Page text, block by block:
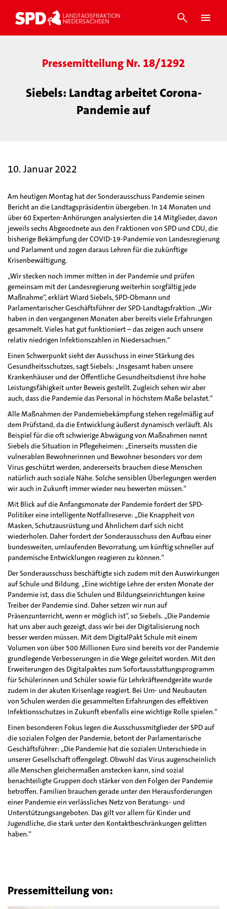
Pressemitteilung Nr. 18/1292
Siebels: Landtag arbeitet Corona-
Pandemie auf
10. Januar 2022
Am heutigen Montag hat der Sonderausschuss Pandemie seinen
Bericht an die Landtagspräsidentin übergeben. In 14 Monaten und
über 60 Experten-Anhörungen analysierten die 14 Mitglieder, davon
jeweils sechs Abgeordnete aus den Fraktionen von SPD und CDU, die
bisherige Bekämpfung der COVID-19-Pandemie von Landesregierung
und Parlament und zogen daraus Lehren für die zukünftige
Krisenbewältigung.
„Wir stecken noch immer mitten in der Pandemie und prüfen
gemeinsam mit der Landesregierung weiterhin sorgfältig jede
Maßnahme“, erklärt Wiard Siebels, SPD-Obmann und
Parlamentarischer Geschäftsführer der SPD-Landtagsfraktion. „Wir
haben in den vergangenen Monaten aber bereits viele Erfahrungen
gesammelt. Vieles hat gut funktioniert – das zeigen auch unsere
relativ niedrigen Infektionszahlen in Niedersachsen.“
Einen Schwerpunkt sieht der Ausschuss in einer Stärkung des
Gesundheitsschutzes, sagt Siebels: „Insgesamt haben unsere
Krankenhäuser und der Öffentliche Gesundheitsdienst ihre hohe
Leistungsfähigkeit unter Beweis gestellt. Zugleich sehen wir aber
auch, dass die Pandemie das Personal in höchstem Maße belastet.“
Alle Maßnahmen der Pandemiebekämpfung stehen regelmäßig auf
dem Prüfstand, da die Entwicklung äußerst dynamisch verläuft. Als
Beispiel für die oft schwierige Abwägung von Maßnahmen nennt
Siebels die Situation in Pflegeheimen: „Einerseits mussten die
vulnerablen Bewohnerinnen und Bewohner besonders vor dem
Virus geschützt werden, andererseits brauchen diese Menschen
natürlich auch soziale Nähe. Solche sensiblen Überlegungen werden
wir auch in Zukunft immer wieder neu bewerten müssen.“
Mit Blick auf die Anfangsmonate der Pandemie fordert der SPD-
Politiker eine intelligente Notfallreserve: „Die Knappheit von
Masken, Schutzausrüstung und Ähnlichem darf sich nicht
wiederholen. Daher fordert der Sonderausschuss den Aufbau einer
bundesweiten, umlaufenden Bevorratung, um künftig schneller auf
pandemische Entwicklungen reagieren zu können.“
Der Sonderausschuss beschäftigte sich zudem mit den Auswirkungen
auf Schule und Bildung. „Eine wichtige Lehre der ersten Monate der
Pandemie ist, dass die Schulen und Bildungseinrichtungen keine
Treiber der Pandemie sind. Daher setzen wir nun auf
Präsenzunterricht, wenn er möglich ist“, so Siebels. „Die Pandemie
hat uns aber auch gezeigt, dass wir bei der Digitalisierung noch
besser werden müssen. Mit dem DigitalPakt Schule mit einem
Volumen von über 500 Millionen Euro sind bereits vor der Pandemie
grundlegende Verbesserungen in die Wege geleitet worden. Mit den
Erweiterungen des Digitalpaktes zum Sofortausstattungsprogramm
für Schülerinnen und Schüler sowie für Lehrkräfteendgeräte wurde
zudem in der akuten Krisenlage reagiert. Bei Um- und Neubauten
von Schulen werden die gesammelten Erfahrungen des effektiven
Infektionsschutzes in Zukunft ebenfalls eine wichtige Rolle spielen.“
Einen besonderen Fokus legen die Ausschussmitglieder der SPD auf
die sozialen Folgen der Pandemie, betont der Parlamentarische
Geschäftsführer: „Die Pandemie hat die sozialen Unterschiede in
unserer Gesellschaft offengelegt. Obwohl das Virus augenscheinlich
alle Menschen gleichermaßen anstecken kann, sind sozial
benachteiligte Gruppen doch stärker von den Folgen der Pandemie
betroffen. Familien brauchen gerade unter den Herausforderungen
einer Pandemie ein verlässliches Netz von Beratungs- und
Unterstützungsangeboten. Das gilt vor allem für Kinder und
Jugendliche, die stark unter den Kontaktbeschränkungen gelitten
haben.“
Pressemitteilung von: